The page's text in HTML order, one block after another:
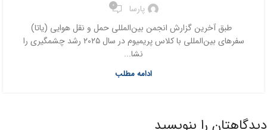
پارسا 0
طبق آخرین گزارش انجمن بین‌المللی حمل و نقل هوایی (یاتا)
سفرهای بین‌المللی با کلاس پریمیوم در سال ۲۰۲۵ رشد چشمگیری را
نشا...
ادامه مطلب
دیدگاهتان را بنویسید